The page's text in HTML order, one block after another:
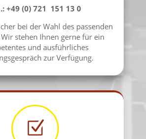
+49 (0) 721 151 13 0
bei der Wahl des passenden
stehen Ihnen gerne für ein
und ausführliches
zur Verfügung.
Z